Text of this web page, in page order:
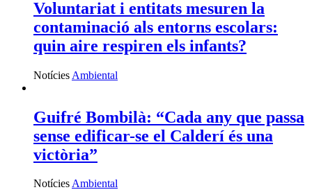
Voluntariat i entitats mesuren la
contaminació als entorns escolars:
quin aire respiren els infants?
Notícies Ambiental
Guifré Bombilà: “Cada any que passa
sense edificar-se el Calderí és una
victòria”
NotíciesAmbiental